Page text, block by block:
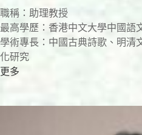
職稱：助理教授
最高學歷：香港中文大學中國語
學術專長：中國古典詩歌、明清
化研究
更多